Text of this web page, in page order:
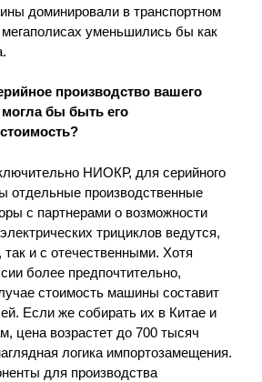
доминировали в транспортном
мегаполисах уменьшились бы как
производство вашего
бы быть его
НИОКР, для серийного
отдельные производственные
с партнерами о возможности
трициклов ведутся,
и с отечественными. Хотя
более предпочтительно,
стоимость машины составит
Если же собирать их в Китае и
цена возрастет до 700 тысяч
логика импортозамещения.
для производства